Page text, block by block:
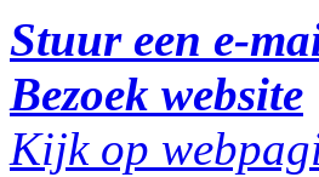
Stuur een e-
Bezoek website
Kijk op